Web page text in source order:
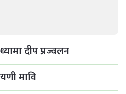
दीप प्रज्वलन
मावि